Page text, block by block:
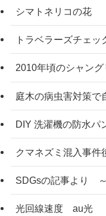
シマトネリコの花
トラベラーズチェッ
2010年頃のシャン
庭木の病虫害対策で
DIY 洗濯機の防水パ
クマネズミ混入事件
SDGsの記事より
光回線速度 au光